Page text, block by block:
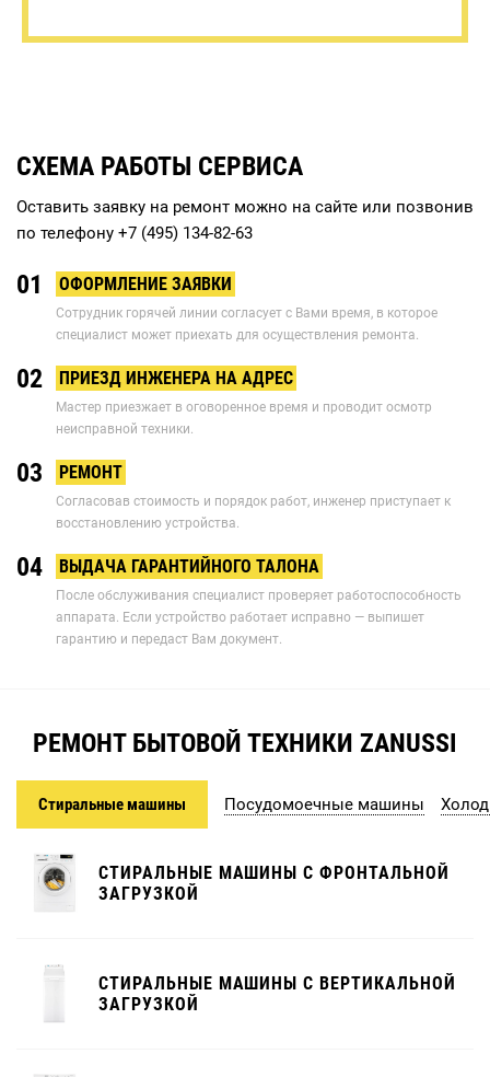
СХЕМА РАБОТЫ СЕРВИСА
Оставить заявку на ремонт можно на сайте или позвонив
по телефону +7 (495) 134-82-63
01 ОФОРМЛЕНИЕ ЗАЯВКИ
Сотрудник горячей линии согласует с Вами время, в которое
специалист может приехать для осуществления ремонта.
02 ПРИЕЗД ИНЖЕНЕРА НА АДРЕС
Мастер приезжает в оговоренное время и проводит осмотр
неисправной техники.
03 РЕМОНТ
Согласовав стоимость и порядок работ, инженер приступает к
восстановлению устройства.
04 ВЫДАЧА ГАРАНТИЙНОГО ТАЛОНА
После обслуживания специалист проверяет работоспособность
аппарата. Если устройство работает исправно — выпишет
гарантию и передаст Вам документ.
РЕМОНТ БЫТОВОЙ ТЕХНИКИ ZANUSSI
Стиральные машины Посудомоечные машины
СТИРАЛЬНЫЕ МАШИНЫ С ФРОНТАЛЬНОЙ
ЗАГРУЗКОЙ
СТИРАЛЬНЫЕ МАШИНЫ С ВЕРТИКАЛЬНОЙ
ЗАГРУЗКОЙ